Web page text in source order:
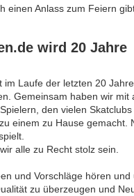
einen Anlass zum Feiern
wird 20 Jahre
Laufe der letzten 20
Gemeinsam haben wir mit
den vielen
einem zu Hause gemacht.
alle zu Recht stolz sein.
und Vorschläge hören und
zu überzeugen und